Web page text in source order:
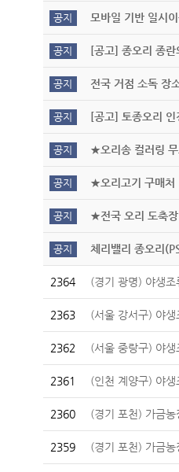
공지 모바일 기반 일시
공지 [공고] 종오리 종란
공지 전국 거점 소독 장
공지 [공고] 토종오리 인
공지 ★오리송 컬러링
공지 ★오리고기 구매처
공지 ★전국 오리 도축
공지 체리밸리 종오리
2364 (경기 광명) 야생
2363 (서울 강서구) 야
2362 (서울 중랑구) 야
2361 (인천 계양구) 야
2360 (경기 포천) 가금
2359 (경기 포천) 가금